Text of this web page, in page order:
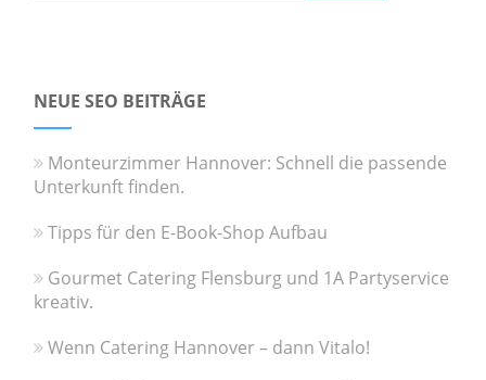
NEUE SEO BEITRÄGE
Monteurzimmer Hannover: Schnell die passende
Unterkunft finden.
Tipps für den E-Book-Shop Aufbau
Gourmet Catering Flensburg und 1A Partyservice
kreativ.
Wenn Catering Hannover – dann Vitalo!